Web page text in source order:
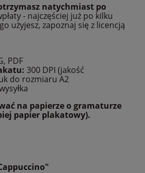
natychmiast po
- najczęściej już po kilku
użyjesz, zapoznaj się z licencją
PDF
300 DPI (jakość
do rozmiaru A2
na papierze o gramaturze
papier plakatowy).